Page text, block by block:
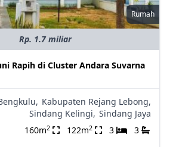
Rumah
Rp. 1.7 miliar
Rapih di Cluster Andara Suvarna
Kabupaten Rejang Lebong,
Sindang Kelingi, Sindang Jaya
160m2 122m2 3 3